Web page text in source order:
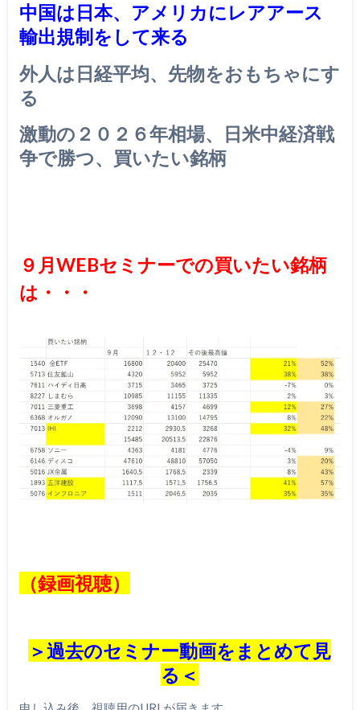
中国は日本、アメリカにレアアース
輸出規制をして来る
外人は日経平均、先物をおもちゃにす
る
激動の２０２６年相場、日米中経済戦
争で勝つ、買いたい銘柄
９月WEBセミナーでの買いたい銘柄
は・・・
（録画視聴）
＞過去のセミナー動画をまとめて見
る＜